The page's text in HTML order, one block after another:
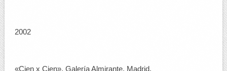
2002
«Cien x Cien». Galería Almirante, Madrid.